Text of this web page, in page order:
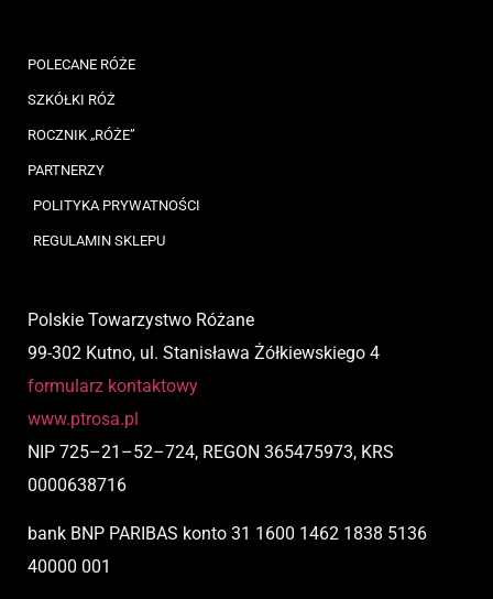
POLECANE RÓŻE
SZKÓŁKI RÓŻ
ROCZNIK „RÓŻE”
PARTNERZY
POLITYKA PRYWATNOŚCI
REGULAMIN SKLEPU
Polskie Towarzystwo Różane
99-302 Kutno, ul. Stanisława Żółkiewskiego 4
formularz kontaktowy
www.ptrosa.pl
NIP 725–21 –52–724, REGON 365475973, KRS
0000638716
bank BNP PARIBAS konto 31 1600 1462 1838 5136
40000 001